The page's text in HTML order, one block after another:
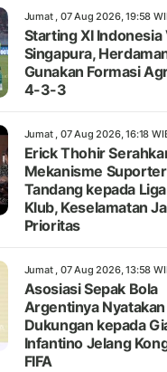
Jumat , 07 Aug 2026, 19:58
Starting XI Indonesia
Singapura,
Gunakan Formasi
4-3-3
Jumat , 07 Aug 2026, 16:18
Erick Thohir
Mekanisme Suporter
Tandang kepada
Klub, Keselamatan
Prioritas
Jumat , 07 Aug 2026, 13:58
Asosiasi Sepak Bola
Argentinya Nyatakan
Dukungan kepada
Infantino Jelang
FIFA